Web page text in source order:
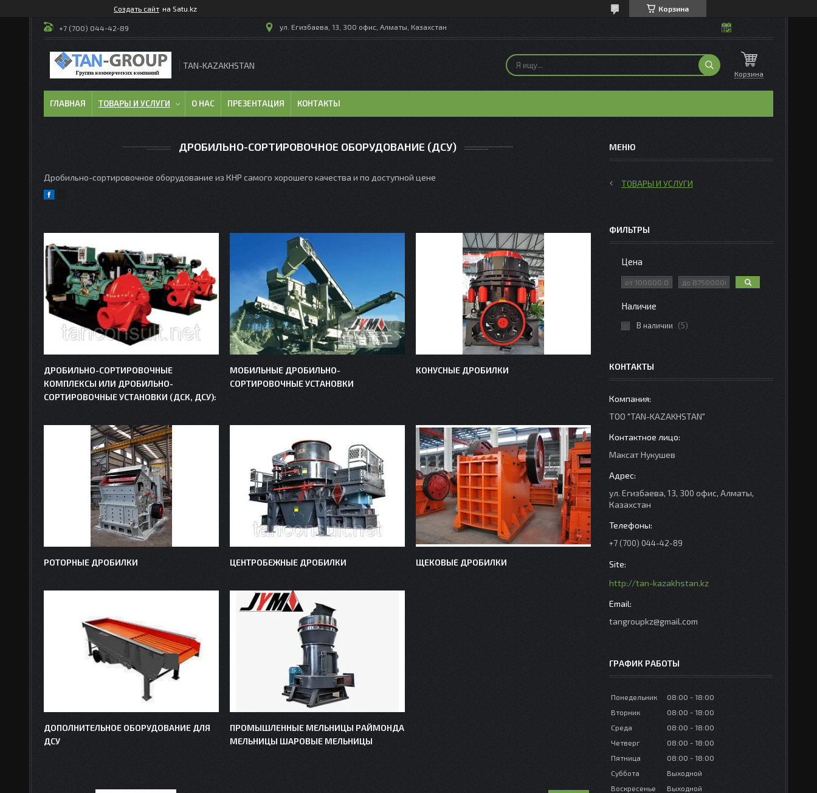
Создать сайт на Satu.kz Корзина
+7 (700) 044-42-89 ул. Егизбаева, 13, 300 офис, Алматы, Казахстан
TAN-KAZAKHSTAN
Корзина
ГЛАВНАЯ ТОВАРЫ И УСЛУГИ О НАС ПРЕЗЕНТАЦИЯ КОНТАКТЫ
ДРОБИЛЬНО-СОРТИРОВОЧНОЕ ОБОРУДОВАНИЕ (ДСУ)
Дробильно-сортировочное оборудование из КНР самого хорошего качества и по доступной цене
ДРОБИЛЬНО-СОРТИРОВОЧНЫЕ
КОМПЛЕКСЫ ИЛИ ДРОБИЛЬНО-
СОРТИРОВОЧНЫЕ УСТАНОВКИ (ДСК, ДСУ):
МОБИЛЬНЫЕ ДРОБИЛЬНО-
СОРТИРОВОЧНЫЕ УСТАНОВКИ
КОНУСНЫЕ ДРОБИЛКИ
РОТОРНЫЕ ДРОБИЛКИ ЦЕНТРОБЕЖНЫЕ ДРОБИЛКИ ЩЕКОВЫЕ ДРОБИЛКИ
ДОПОЛНИТЕЛЬНОЕ ОБОРУДОВАНИЕ ДЛЯ
ДСУ
ПРОМЫШЛЕННЫЕ МЕЛЬНИЦЫ РАЙМОНДА
МЕЛЬНИЦЫ ШАРОВЫЕ МЕЛЬНИЦЫ
ТОВАРЫ И УСЛУГИ
ФИЛЬТРЫ
Цена
Наличие
В наличии 5
КОНТАКТЫ
ТОО "TAN-KAZAKHSTAN"
Максат Нукушев
ул. Егизбаева, 13, 300 офис, Алматы,
Казахстан
+7 (700) 044-42-89
http://tan-kazakhstan.kz
tangroupkz@gmail.com
ГРАФИК РАБОТЫ
Понедельник 08:00
18:00
Вторник
08:00
18:00
Среда
08:00
18:00
Четверг
08:00
18:00
Пятница
08:00
18:00
Суббота
Выходной
Воскресенье
Выходной